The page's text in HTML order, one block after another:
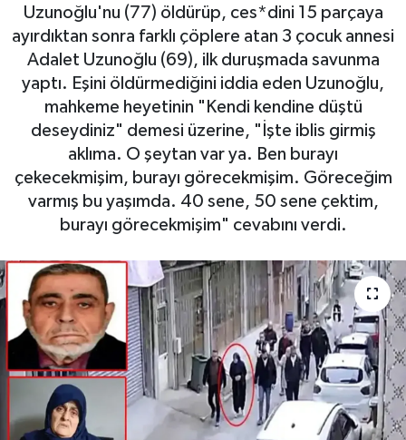
Uzunoğlu'nu (77) öldürüp, ces*dini 15 parçaya
ayırdıktan sonra farklı çöplere atan 3 çocuk annesi
Adalet Uzunoğlu (69), ilk duruşmada savunma
yaptı. Eşini öldürmediğini iddia eden Uzunoğlu,
mahkeme heyetinin "Kendi kendine düştü
deseydiniz" demesi üzerine, "İşte iblis girmiş
aklıma. O şeytan var ya. Ben burayı
çekecekmişim, burayı görecekmişim. Göreceğim
varmış bu yaşımda. 40 sene, 50 sene çektim,
burayı görecekmişim" cevabını verdi.
Haberde İnsan
Kültür Sanat
Magazin
Manşet Altı
Manşetler
Resmi İlan
Sağlık
Spor
SürManşet